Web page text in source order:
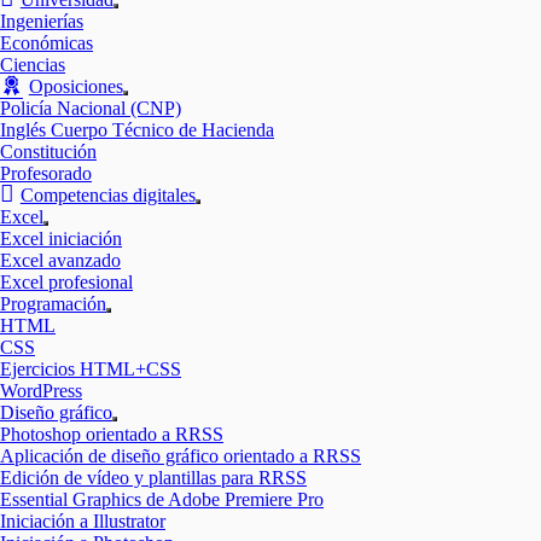
Mostrar
Ingenierías
Económicas
Ciencias
Oposiciones
Mostrar
el
submenú
Policía Nacional (CNP)
Inglés Cuerpo Técnico de Hacienda
Constitución
Profesorado
Competencias digitales
Mostrar
Excel
Mostrar
el
submenú
Excel iniciación
Excel avanzado
Excel profesional
Programación
Mostrar
HTML
CSS
Ejercicios HTML+CSS
WordPress
Diseño gráfico
Mostrar
el
submenú
Photoshop orientado a RRSS
Aplicación de diseño gráfico orientado a RRSS
Edición de vídeo y plantillas para RRSS
Essential Graphics de Adobe Premiere Pro
Iniciación a Illustrator